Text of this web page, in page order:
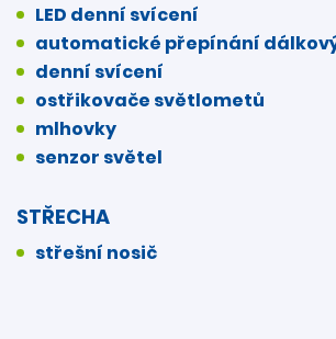
LED denní svícení
automatické přepínání
denní svícení
ostřikovače světlometů
mlhovky
senzor světel
STŘECHA
střešní nosič